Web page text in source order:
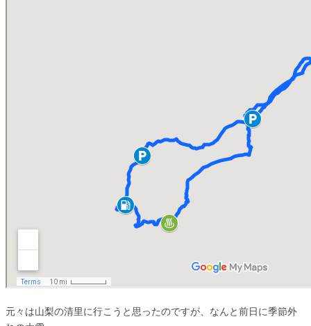
元々は山梨の清里に行こうと思ったのですが、なんと前日に季節外